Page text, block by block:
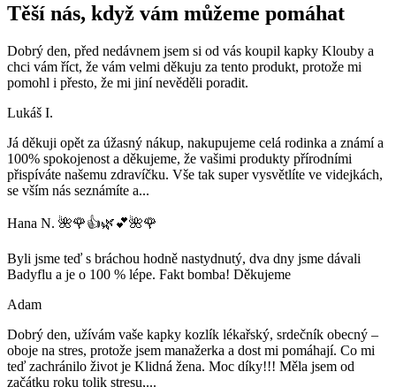
Těší nás, když vám můžeme pomáhat
Dobrý den, před nedávnem jsem si od vás koupil kapky Klouby a
chci vám říct, že vám velmi děkuju za tento produkt, protože mi
pomohl i přesto, že mi jiní nevěděli poradit.
Lukáš I.
Já děkuji opět za úžasný nákup, nakupujeme celá rodinka a známí a
100% spokojenost a děkujeme, že vašimi produkty přírodními
přispíváte našemu zdravíčku. Vše tak super vysvětlíte ve videjkách,
se vším nás seznámíte a...
Hana N. 🌺🌹👍🌿💕🌺🌹
Byli jsme teď s bráchou hodně nastydnutý, dva dny jsme dávali
Badyflu a je o 100 % lépe. Fakt bomba! Děkujeme
Adam
Dobrý den, užívám vaše kapky kozlík lékařský, srdečník obecný –
oboje na stres, protože jsem manažerka a dost mi pomáhají. Co mi
teď zachránilo život je Klidná žena. Moc díky!!! Měla jsem od
začátku roku tolik stresu,...